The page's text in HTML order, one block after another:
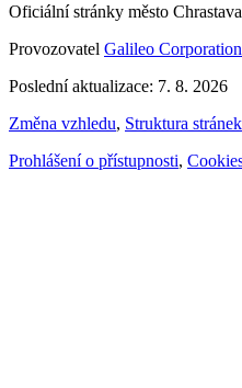
Oficiální stránky město
Provozovatel Galileo
Poslední aktualizace: 7. 8. 2026
Změna vzhledu, Struktura stránek
Prohlášení o přístupnosti,